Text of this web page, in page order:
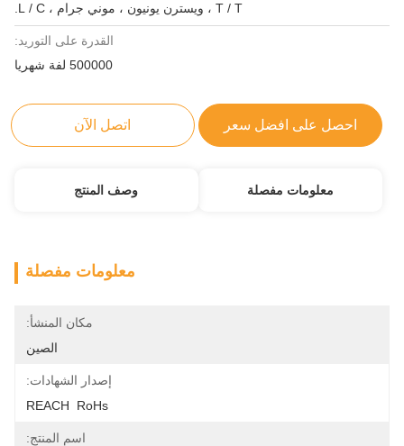
T / T ، ويسترن يونيون ، موني جرام ، L / C.
القدرة على التوريد:
500000 لفة شهريا
احصل على افضل سعر اتصل الآن
معلومات مفصلة وصف المنتج
معلومات مفصلة
مكان المنشأ:
الصين
إصدار الشهادات:
REACH  RoHs
اسم المنتج: